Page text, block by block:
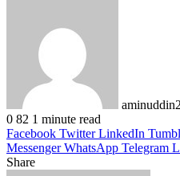
aminuddin2
0 82 1 minute read
Facebook Twitter LinkedIn
Messenger WhatsApp Telegram
Share